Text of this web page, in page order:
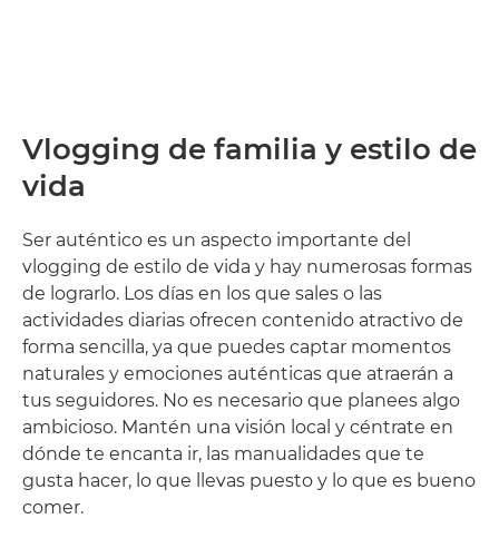
Vlogging de familia y estilo de
vida
Ser auténtico es un aspecto importante del
vlogging de estilo de vida y hay numerosas formas
de lograrlo. Los días en los que sales o las
actividades diarias ofrecen contenido atractivo de
forma sencilla, ya que puedes captar momentos
naturales y emociones auténticas que atraerán a
tus seguidores. No es necesario que planees algo
ambicioso. Mantén una visión local y céntrate en
dónde te encanta ir, las manualidades que te
gusta hacer, lo que llevas puesto y lo que es bueno
comer.